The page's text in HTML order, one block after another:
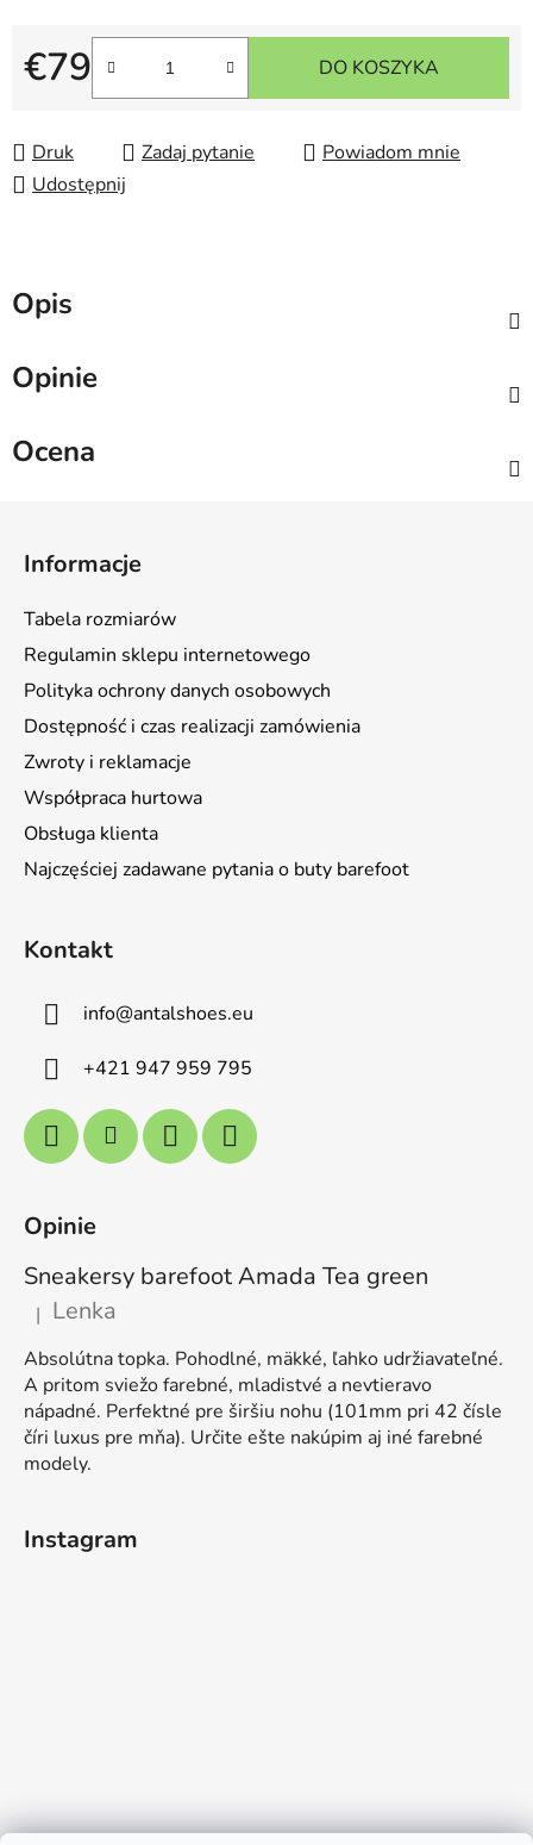
€79
Cena jednostkowa:
DO KOSZYKA
Druk Zadaj pytanie
Powiadom mnie
Udostępnij
Opis
Opinie
Ocena
Informacje
Tabela rozmiarów
Regulamin sklepu internetowego
Polityka ochrony danych osobowych
Dostępność i czas realizacji zamówienia
Zwroty i reklamacje
Współpraca hurtowa
Obsługa klienta
Najczęściej zadawane pytania o buty barefoot
Kontakt
info@antalshoes.eu
+421 947 959 795
Opinie
Sneakersy barefoot Amada Tea green
Ocena produktu to 5 na 5 gwiazdek.
| Lenka
Absolútna topka. Pohodlné, mäkké, ľahko udržiavateľné.
A pritom sviežo farebné, mladistvé a nevtieravo
nápadné. Perfektné pre širšiu nohu (101mm pri 42 čísle
číri luxus pre mňa). Určite ešte nakúpim aj iné farebné
modely.
Instagram